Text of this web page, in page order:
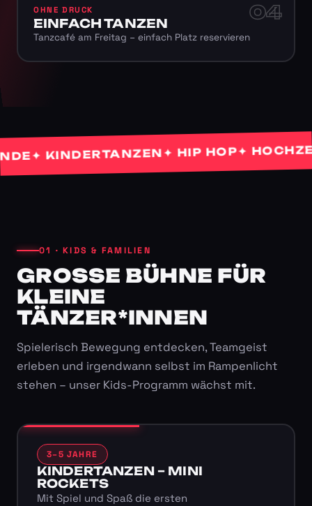
04
OHNE DRUCK
EINFACH TANZEN
Tanzcafé am Freitag – einfach Platz reservieren
KINDERTANZEN✦ HIP HOP ✦
01 · KIDS & FAMILIEN
GROSSE BÜHNE FÜR K
LEINE T
ÄNZER*INNEN
Spielerisch Bewegung entdecken, Teamgeist
erleben und irgendwann selbst im Rampenlicht
stehen – unser Kids-Programm wächst mit.
3–5 JAHRE
KINDERTANZEN – MINI
ROCKETS
Mit Spiel und Spaß die ersten